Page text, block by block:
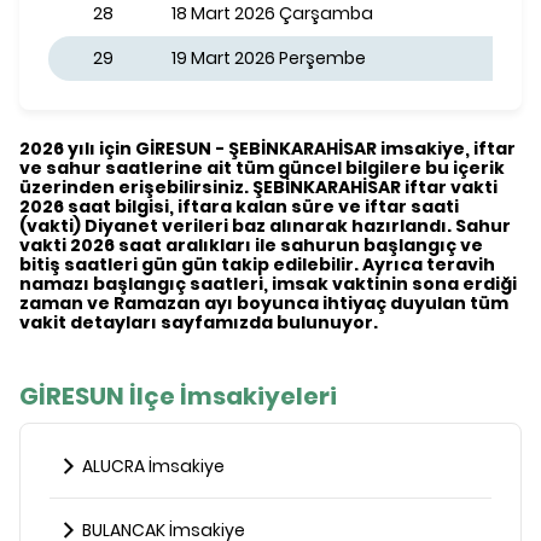
28
18 Mart 2026 Çarşamba
29
19 Mart 2026 Perşembe
2026 yılı için GİRESUN - ŞEBİNKARAHİSAR imsakiye, iftar
ve sahur saatlerine ait tüm güncel bilgilere bu içerik
üzerinden erişebilirsiniz. ŞEBİNKARAHİSAR iftar vakti
2026 saat bilgisi, iftara kalan süre ve iftar saati
(vakti) Diyanet verileri baz alınarak hazırlandı. Sahur
vakti 2026 saat aralıkları ile sahurun başlangıç ve
bitiş saatleri gün gün takip edilebilir. Ayrıca teravih
namazı başlangıç saatleri, imsak vaktinin sona erdiği
zaman ve Ramazan ayı boyunca ihtiyaç duyulan tüm
vakit detayları sayfamızda bulunuyor.
GİRESUN İlçe İmsakiyeleri
ALUCRA İmsakiye
BULANCAK İmsakiye